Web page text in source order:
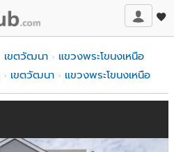
เขตวัฒนา
แขวงพระโขนงเหนือ
เขตวัฒนา แขวงพระโขนงเหนือ